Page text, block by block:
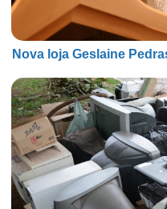
Nova loja Geslaine